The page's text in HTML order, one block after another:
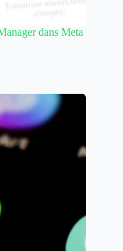
dans Meta